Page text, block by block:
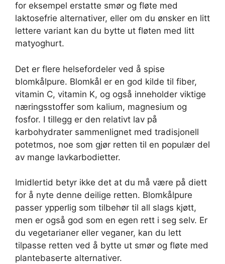
for eksempel erstatte smør og fløte med
laktosefrie alternativer, eller om du ønsker en litt
lettere variant kan du bytte ut fløten med litt
matyoghurt.
Det er flere helsefordeler ved å spise
blomkålpure. Blomkål er en god kilde til fiber,
vitamin C, vitamin K, og også inneholder viktige
næringsstoffer som kalium, magnesium og
fosfor. I tillegg er den relativt lav på
karbohydrater sammenlignet med tradisjonell
potetmos, noe som gjør retten til en populær del
av mange lavkarbodietter.
Imidlertid betyr ikke det at du må være på diett
for å nyte denne deilige retten. Blomkålpure
passer ypperlig som tilbehør til all slags kjøtt,
men er også god som en egen rett i seg selv. Er
du vegetarianer eller veganer, kan du lett
tilpasse retten ved å bytte ut smør og fløte med
plantebaserte alternativer.